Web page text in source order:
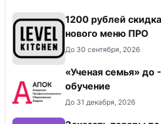
​1200 рублей
нового меню ПРО
До 30 сентября, 2026
«Ученая семья» до
обучение
До 31 декабря, 2026